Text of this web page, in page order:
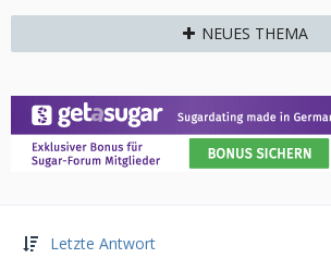
NEUES THEMA
Letzte Antwort